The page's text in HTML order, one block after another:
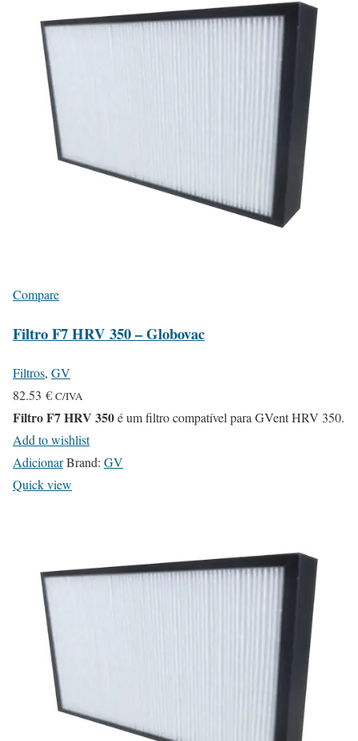
Compare
Filtro F7 HRV 350 – Globovac
Filtros, GV
82.53 € C/IVA
Filtro F7 HRV 350é um filtro compatível para GVent HRV 350.
Add to wishlist
AdicionarBrand: GV
Quick view